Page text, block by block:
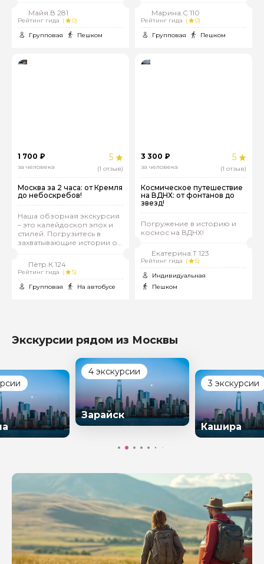
Майя.В 281
Рейтинг гида (
0)
Групповая
Пешком
Марина.С 110
Рейтинг гида (
0)
Групповая
Пешком
1 700 ₽
за человека
5
(1 отзыв)
Москва за 2 часа: от Кремля
до небоскребов!
Наша обзорная экскурсия
– это калейдоскоп эпох и
стилей. Погрузитесь в
захватывающие истории о
запечатленные в ее
архитектуре и памятниках.
Пётр.К 124
Рейтинг гида (
5)
Групповая
На автобусе
3 300 ₽
за человека
5
(1 отзыв)
Космическое путешествие
на ВДНХ: от фонтанов до
звезд!
Погружение в историю и
космос на ВДНХ!
Екатерина.Т 123
Рейтинг гида (
5)
Индивидуальная
Пешком
Экскурсии рядом из Москвы
3 экскурсии
Кашира
1 экскурсия